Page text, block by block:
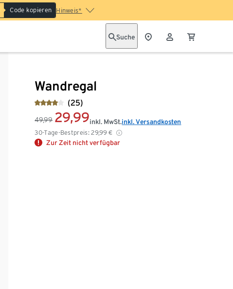
Code kopieren Hinweis*
Suche
Wandregal
(25)
49,99 29,99
30-Tage-Bestpreis: 29,99 €
inkl. MwSt.inkl. Versandkosten
Zur Zeit nicht verfügbar